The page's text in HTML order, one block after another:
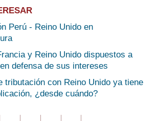
Perú - Reino Unido en
y Reino Unido dispuestos a
defensa de sus intereses
tributación con Reino Unido ya tiene
¿desde cuándo?